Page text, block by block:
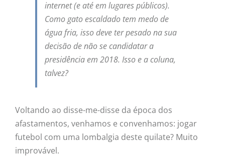
internet (e até em lugares públicos).
Como gato escaldado tem medo de
água fria, isso deve ter pesado na sua
decisão de não se candidatar a
presidência em 2018. Isso e a coluna,
talvez?
Voltando ao disse-me-disse da época dos
afastamentos, venhamos e convenhamos: jogar
futebol com uma lombalgia deste quilate? Muito
improvável.